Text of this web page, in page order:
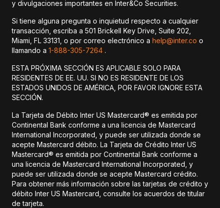
y divulgaciones importantes en Inter&Co Securities.
Si tiene alguna pregunta o inquietud respecto a cualquier
transacción, escriba a 501 Brickell Key Drive, Suite 202,
Miami, FL 33131, o por correo electrónico a help@inter.co o
llamando a 1-888-305-7264 .
ESTA PRÓXIMA SECCIÓN ES APLICABLE SOLO PARA
RESIDENTES DE EE. UU. SI NO ES RESIDENTE DE LOS
ESTADOS UNIDOS DE AMÉRICA, POR FAVOR IGNORE ESTA
SECCIÓN.
La Tarjeta de Débito Inter US Mastercard® es emitida por
Continental Bank conforme a una licencia de Mastercard
International Incorporated, y puede ser utilizada donde se
acepte Mastercard débito. La Tarjeta de Crédito Inter US
Mastercard® es emitida por Continental Bank conforme a
una licencia de Mastercard International Incorporated, y
puede ser utilizada donde se acepte Mastercard crédito.
Para obtener más información sobre las tarjetas de crédito y
débito Inter US Mastercard, consulte los acuerdos de titular
de tarjeta.